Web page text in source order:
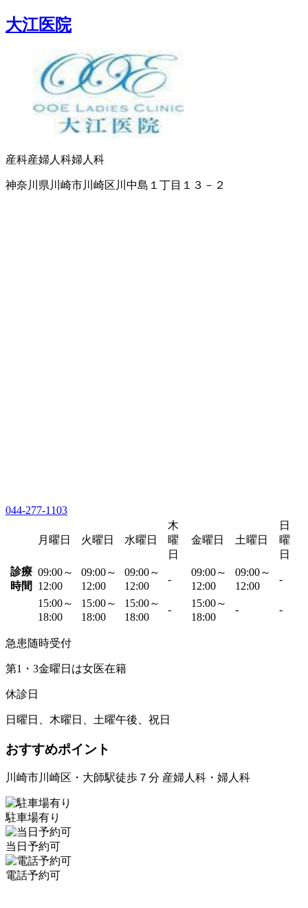
大江医院
産科産婦人科婦人科
神奈川県川崎市川崎区川中島１丁目１３－２
044-277-1103
月曜日 火曜日 水曜日
木
曜
日
金曜日 土曜日
日
曜
日
診療
時間
09:00～
12:00
09:00～
12:00
09:00～
12:00
-
09:00～
12:00
09:00～
12:00
-
15:00～
18:00
15:00～
18:00
15:00～
18:00
-
15:00～
18:00
- -
急患随時受付
第1・3金曜日は女医在籍
休診日
日曜日、木曜日、土曜午後、祝日
おすすめポイント
川崎市川崎区・大師駅徒歩７分 産婦人科・婦人科
駐車場有り
当日予約可
電話予約可